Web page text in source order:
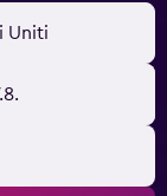
Uniti